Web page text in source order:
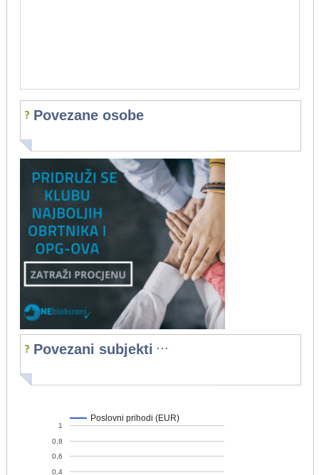
Povezane osobe
Povezani subjekti ...
Poslovni prihodi (EUR)
0,4
0,6
0,8
1